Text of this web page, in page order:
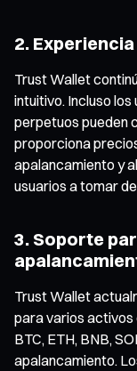
2.
Trust Wallet
intuitivo. Incluso los
perpetuos pueden
proporciona
apalancamiento y
usuarios a tomar
3. Soporte
Trust Wallet
para varios
BTC, ETH, BNB,
apalancamiento.